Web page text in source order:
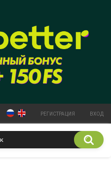
РЕГИСТРАЦИЯ ВХОД